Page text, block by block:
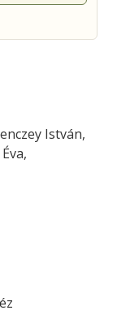
István,